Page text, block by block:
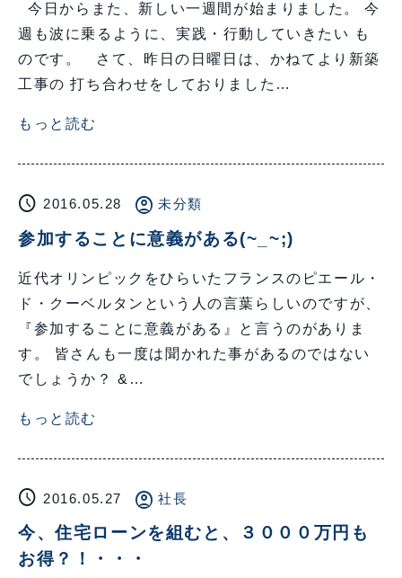
今日からまた、新しい一週間が始まりました。 今
週も波に乗るように、実践・行動していきたい も
のです。 さて、昨日の日曜日は、かねてより新築
工事の 打ち合わせをしておりました…
もっと読む
schedule 2016.05.28 account_circle 未分類
参加することに意義がある(~_~;)
近代オリンピックをひらいたフランスのピエール・
ド・クーベルタンという人の言葉らしいのですが、
『参加することに意義がある』と言うのがありま
す。 皆さんも一度は聞かれた事があるのではない
でしょうか？ &…
もっと読む
schedule 2016.05.27 account_circle 社長
今、住宅ローンを組むと、３０００万円も
お得？！・・・